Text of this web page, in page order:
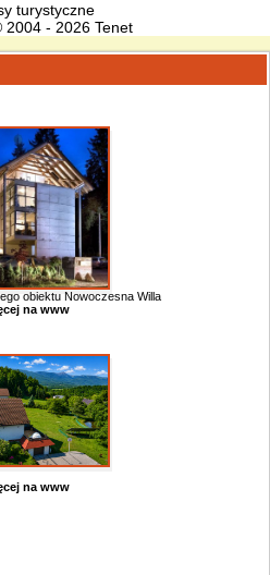
turystyczne
2004 - 2026 Tenet
obiektu Nowoczesna Willa
na www
na www